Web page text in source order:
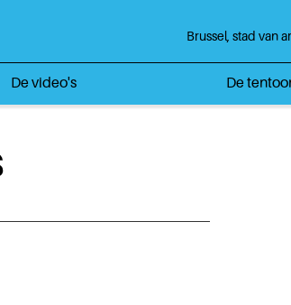
Brussel, stad van
De video's De